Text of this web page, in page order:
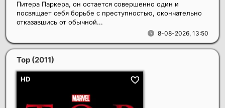
8-08-2026, 13:50
Питера Паркера, он остается совершенно один и
посвящает себя борьбе с преступностью, окончательно
отказавшись от обычной...
Тор (2011)